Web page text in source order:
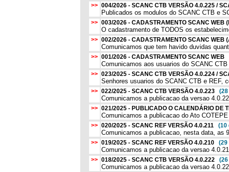
>> 004/2026 - SCANC CTB VERSÃO 4.0.225 /
Publicados os modulos do SCANC CTB e
>> 003/2026 - CADASTRAMENTO SCANC WEB
O cadastramento de TODOS os
>> 002/2026 - CADASTRAMENTO SCANC WEB
Comunicamos que tem havido duvidas
>> 001/2026 - CADASTRAMENTO SCANC WEB
Comunicamos aos usuarios do SCANC
>> 023/2025 - SCANC CTB VERSÃO 4.0.224 /
Senhores usuarios do SCANC CTB e REF,
>> 022/2025 - SCANC CTB VERSÃO 4.0.223
Comunicamos a publicacao da versao
>> 021/2025 - PUBLICADO O CALENDÁRIO DE
Comunicamos a publicacao do Ato
>> 020/2025 - SCANC REF VERSÃO 4.0.211 (10
Comunicamos a publicacao, nesta data, as
>> 019/2025 - SCANC REF VERSÃO 4.0.210 (29
Comunicamos a publicacao da versao
>> 018/2025 - SCANC CTB VERSÃO 4.0.222
Comunicamos a publicacao da versao